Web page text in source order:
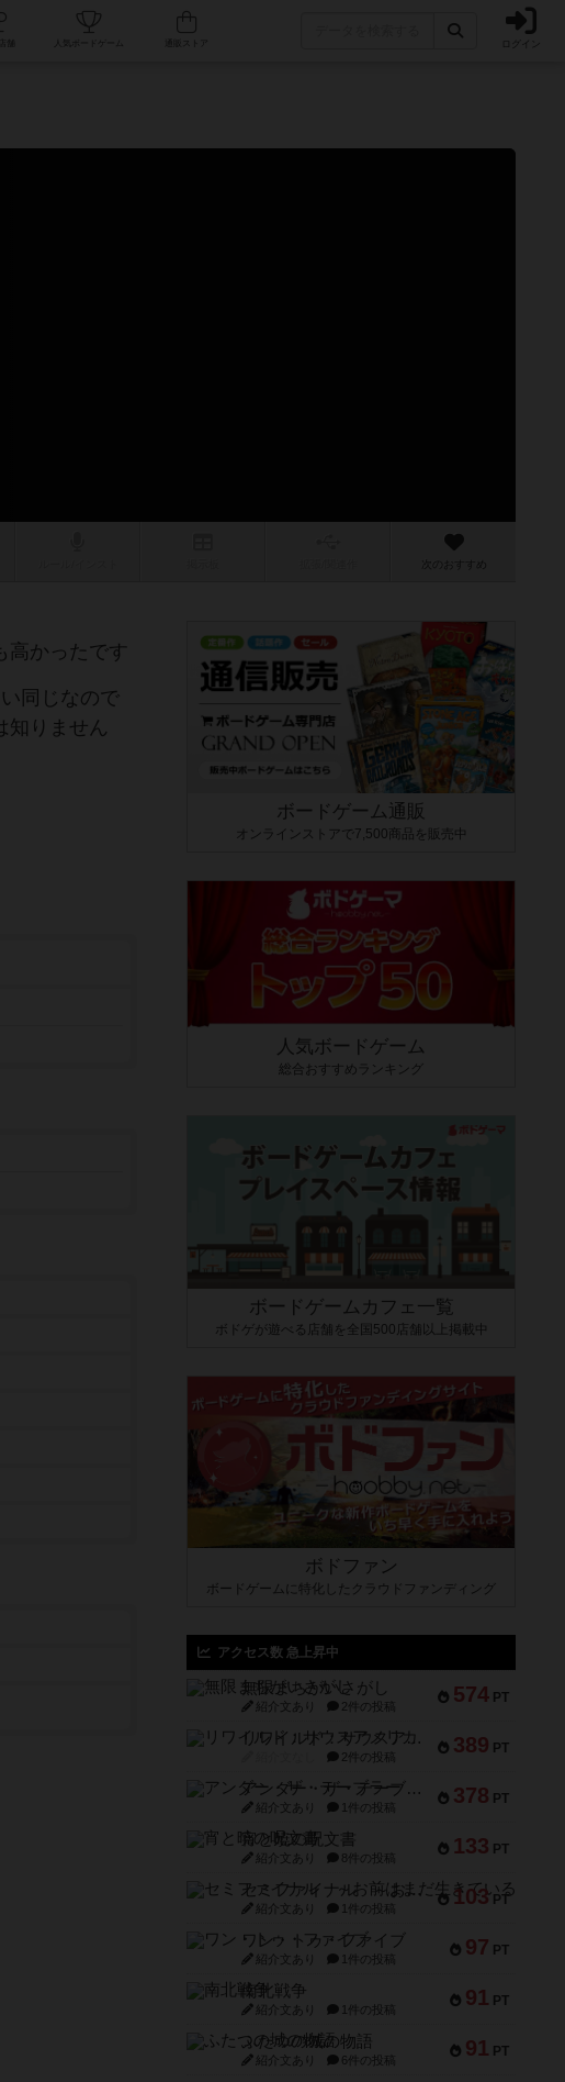
人気ボードゲーム ログイン
次のおすすめ
高かったです
同じなので
知りません
ボードゲーム通販
オンラインストアで7,500商品を販売中
人気ボードゲーム
総合おすすめランキング
ボードゲームカフェ一覧
ボドゲが遊べる店舗を全国500店舗以上掲載中
ボドファン
ボードゲームに特化したクラウドファンディング
アクセス数 急上昇中
574 PT
無限まちがいさがし
紹介文あり 2件の投稿
389 PT
リワイルド：サウスアメリカ
2件の投稿
378 PT
アンダー・ザ・テーブラー
紹介文あり 1件の投稿
133 PT
宵と暁の呪文書
紹介文あり 8件の投稿
103 PT
セミファイナル ～お前はまだ生きている～
紹介文あり 1件の投稿
97 PT
ワン・トゥ・ファイブ
紹介文あり 1件の投稿
91 PT
南北戦争
紹介文あり 1件の投稿
91 PT
ふたつの城の物語
紹介文あり 6件の投稿